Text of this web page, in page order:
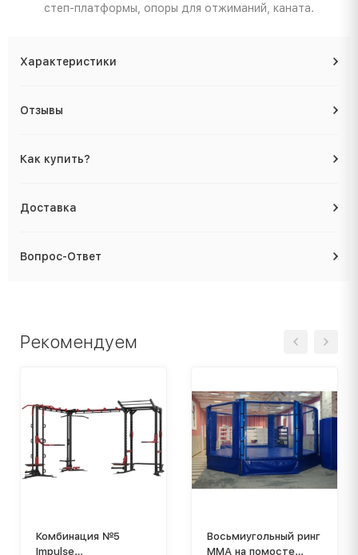
степ-платформы, опоры для отжиманий, каната.
Характеристики
Отзывы
Как купить?
Доставка
Вопрос-Ответ
Рекомендуем
Комбинация №5
Impulse
Восьмиугольный ринг
ММА на помосте